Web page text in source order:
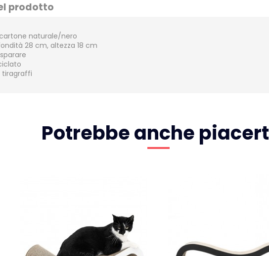
prodotto
naturale/nero
28 cm, altezza 18 cm
tiragraffi
Potrebbe anche